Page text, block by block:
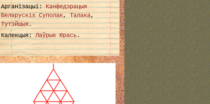
Арганізацыі:Канфедэрацыя
Беларускіх Суполак, Талака,
Тутэйшыя.
Калекцыя:Лаўрык Юрась.